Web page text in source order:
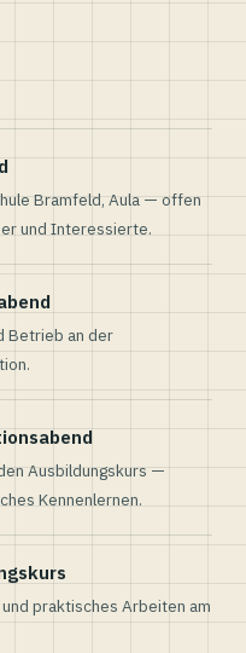
Bramfeld, Aula — offen
und Interessierte.
Betrieb an der
Ausbildungskurs —
Kennenlernen.
praktisches Arbeiten am